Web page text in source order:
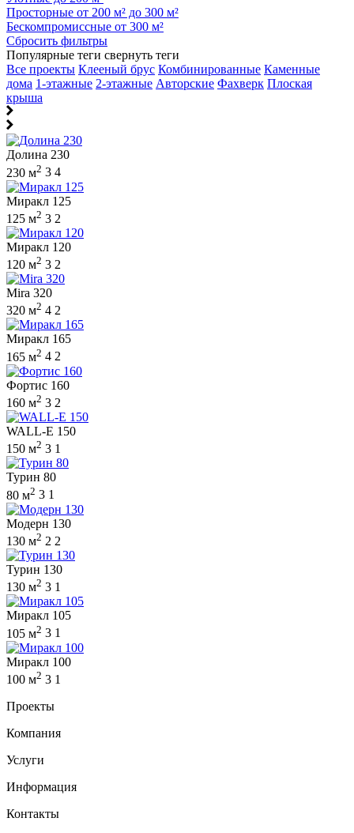
Просторные от 200 м² до 300 м²
Бескомпромиссные от 300 м²
Сбросить фильтры
Популярные теги свернуть теги
Все проекты Клееный брус Комбинированные Каменные
дома 1-этажные 2-этажные Авторские Фахверк Плоская
крыша
Долина 230
230 м2 3 4
Миракл 125
125 м2 3 2
Миракл 120
120 м2 3 2
Mira 320
320 м2 4 2
Миракл 165
165 м2 4 2
Фортис 160
160 м2 3 2
WALL-E 150
150 м2 3 1
Турин 80
80 м2 3 1
Модерн 130
130 м2 2 2
Турин 130
130 м2 3 1
Миракл 105
105 м2 3 1
Миракл 100
100 м2 3 1
Проекты
Компания
Услуги
Информация
Контакты